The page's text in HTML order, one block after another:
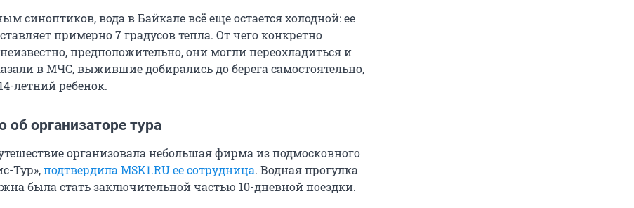
синоптиков, вода в Байкале всё еще остается холодной: ее
примерно 7 градусов тепла. От чего конкретно
предположительно, они могли переохладиться и
в МЧС, выжившие добирались до берега самостоятельно,
летний ребенок.
об организаторе тура
организовала небольшая фирма из подмосковного
Тур»,подтвердила MSK1.RU ее сотрудница. Водная прогулка
была стать заключительной частью 10-дневной поездки.